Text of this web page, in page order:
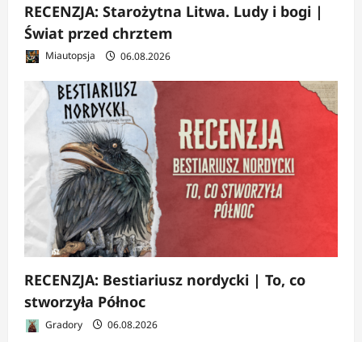
RECENZJA: Starożytna Litwa. Ludy i bogi |
Świat przed chrztem
Miautopsja 06.08.2026
RECENZJA: Bestiariusz nordycki | To, co
stworzyła Północ
Gradory 06.08.2026